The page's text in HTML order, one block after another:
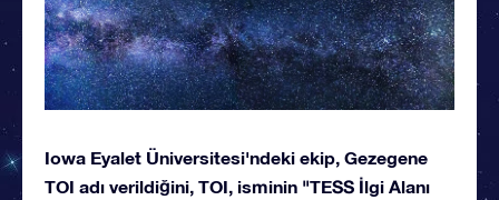
Iowa Eyalet Üniversitesi'ndeki ekip, Gezegene
TOI adı verildiğini, TOI, isminin "TESS İlgi Alanı